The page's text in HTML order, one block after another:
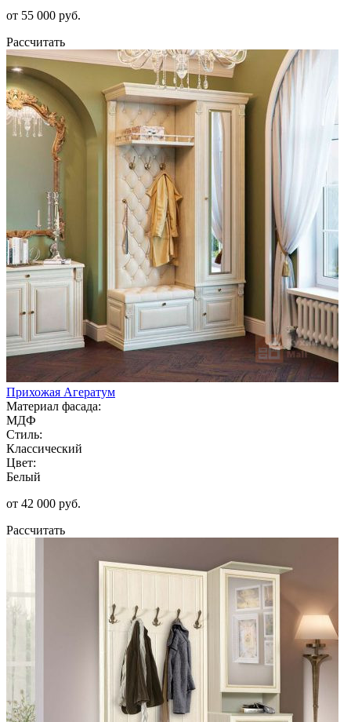
от 55 000 руб.
Рассчитать
Прихожая Агератум
Материал фасада:
МДФ
Стиль:
Классический
Цвет:
Белый
от 42 000 руб.
Рассчитать